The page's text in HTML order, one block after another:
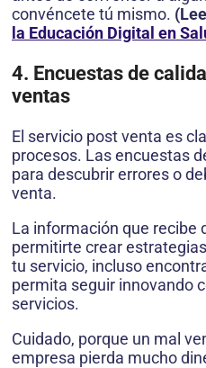
convéncete tú mismo.
la Educación Digital en
4. Encuestas de
ventas
El servicio post venta es
procesos. Las encuestas
para descubrir errores o
venta.
La información que recibe
permitirte crear
tu servicio, incluso
permita seguir innovando
servicios.
Cuidado, porque un mal
empresa pierda mucho